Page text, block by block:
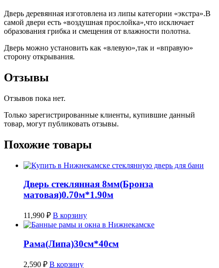
Дверь деревянная изготовлена из липы категории «экстра».В
самой двери есть «воздушная прослойка»,что исключает
образования грибка и смещения от влажности полотна.
Дверь можно установить как «влевую»,так и «вправую»
сторону открывания.
Отзывы
Отзывов пока нет.
Только зарегистрированные клиенты, купившие данный
товар, могут публиковать отзывы.
Похожие товары
Дверь стеклянная 8мм(Бронза
матовая)0.70м*1.90м
11,990 ₽ В корзину
Рама(Липа)30см*40см
2,590 ₽ В корзину